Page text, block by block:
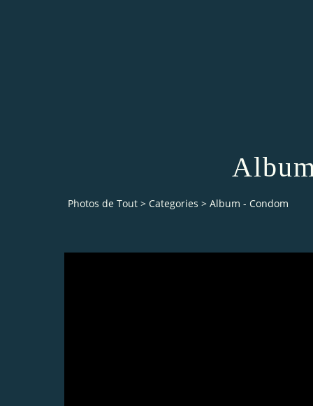
Photos de Tout > Categories > Album - Condom